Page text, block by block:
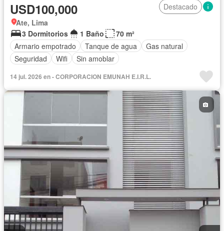
USD100,000
Destacado
Ate, Lima
3 Dormitorios
1 Baño
70 m²
Armario empotrado
Tanque de agua
Gas natural
Seguridad
Wifi Sin amoblar
14 jul. 2026 en - CORPORACION EMUNAH E.I.R.L.